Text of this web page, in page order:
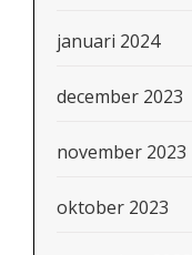
januari 2024
december 2023
november 2023
oktober 2023